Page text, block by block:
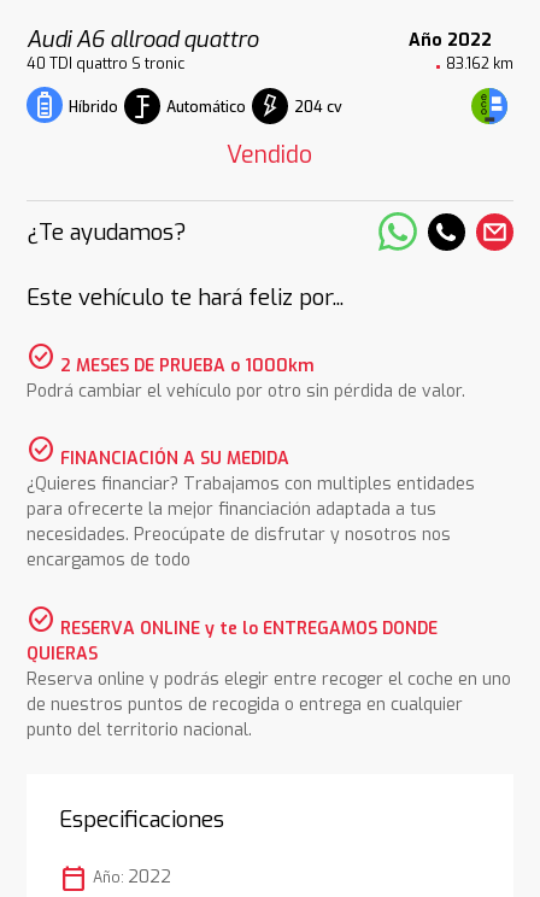
Audi A6 allroad quattro Año 2022
40 TDI quattro S tronic 83.162 km
Híbrido Automático 204 cv
Vendido
¿Te ayudamos?
Este vehículo te hará feliz por...
check_circle 2 MESES DE PRUEBA o 1000km
Podrá cambiar el vehículo por otro sin pérdida de valor.
check_circle FINANCIACIÓN A SU MEDIDA
¿Quieres financiar? Trabajamos con multiples entidades
para ofrecerte la mejor financiación adaptada a tus
necesidades. Preocúpate de disfrutar y nosotros nos
encargamos de todo
check_circle RESERVA ONLINE y te lo ENTREGAMOS DONDE
QUIERAS
Reserva online y podrás elegir entre recoger el coche en uno
de nuestros puntos de recogida o entrega en cualquier
punto del territorio nacional.
Especificaciones
calendar_today Año: 2022